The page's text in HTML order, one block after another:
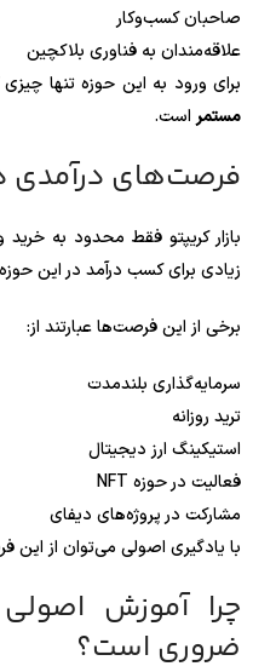
صاحبان کسب‌وکار
علاقه‌مندان به فناوری بلاکچین
برای ورود به این حوزه تنها چیزی
مستمر است.
فرصت‌های درآمدی در
بازار کریپتو فقط محدود به
زیادی برای کسب درآمد در این
برخی از این فرصت‌ها عبارتند از:
سرمایه‌گذاری بلندمدت
ترید روزانه
استیکینگ ارز دیجیتال
فعالیت در حوزه NFT
مشارکت در پروژه‌های دیفای
با یادگیری اصولی می‌توان از این
چرا آموزش
ضروری است؟